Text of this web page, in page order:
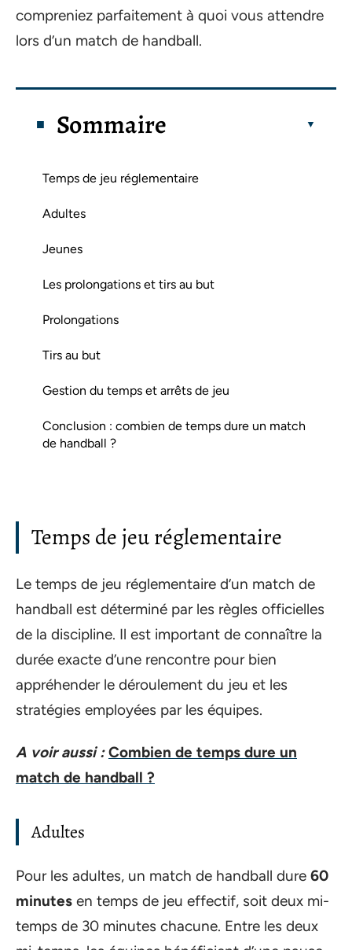
compreniez parfaitement à quoi vous attendre
lors d’un match de handball.
Sommaire
Temps de jeu réglementaire
Adultes
Jeunes
Les prolongations et tirs au but
Prolongations
Tirs au but
Gestion du temps et arrêts de jeu
Conclusion : combien de temps dure un match
de handball ?
Temps de jeu réglementaire
Le temps de jeu réglementaire d’un match de
handball est déterminé par les règles officielles
de la discipline. Il est important de connaître la
durée exacte d’une rencontre pour bien
appréhender le déroulement du jeu et les
stratégies employées par les équipes.
A voir aussi : Combien de temps dure un
match de handball ?
Adultes
Pour les adultes, un match de handball dure 60
minutes en temps de jeu effectif, soit deux mi-
temps de 30 minutes chacune. Entre les deux